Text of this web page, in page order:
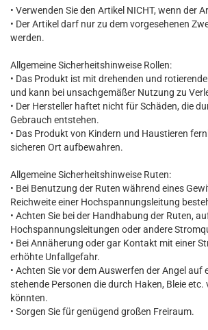
• Verwenden Sie den Artikel NICHT, wenn der
• Der Artikel darf nur zu dem vorgesehenen
werden.
Allgemeine Sicherheitshinweise Rollen:
• Das Produkt ist mit drehenden und
und kann bei unsachgemäßer Nutzung zu
• Der Hersteller haftet nicht für Schäden, die
Gebrauch entstehen.
• Das Produkt von Kindern und Haustieren
sicheren Ort aufbewahren.
Allgemeine Sicherheitshinweise Ruten:
• Bei Benutzung der Ruten während eines
Reichweite einer Hochspannungsleitung
• Achten Sie bei der Handhabung der Ruten,
Hochspannungsleitungen oder andere
• Bei Annäherung oder gar Kontakt mit einer
erhöhte Unfallgefahr.
• Achten Sie vor dem Auswerfen der Angel auf
stehende Personen die durch Haken, Bleie etc.
könnten.
• Sorgen Sie für genügend großen Freiraum.